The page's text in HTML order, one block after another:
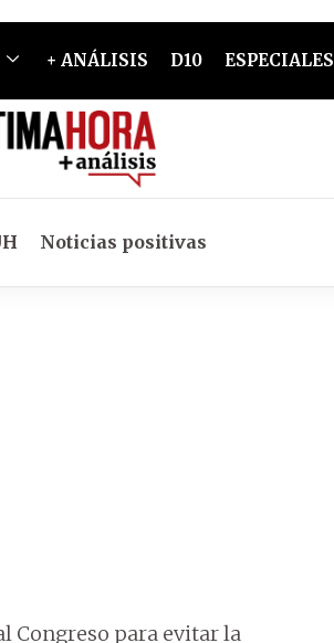
+ ANÁLISIS D10 ESPECIALES
Noticias positivas
Congreso para evitar la